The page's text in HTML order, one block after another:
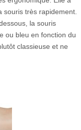
souris très rapidement.
la souris
ou bleu en fonction du
classieuse et ne